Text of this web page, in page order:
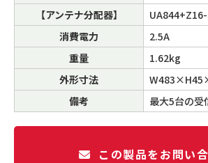
【アンテナ分配器】
消費電力
2.5A
重量
1.62kg
外形寸法
備考
最大5台の受
この製品をお問い